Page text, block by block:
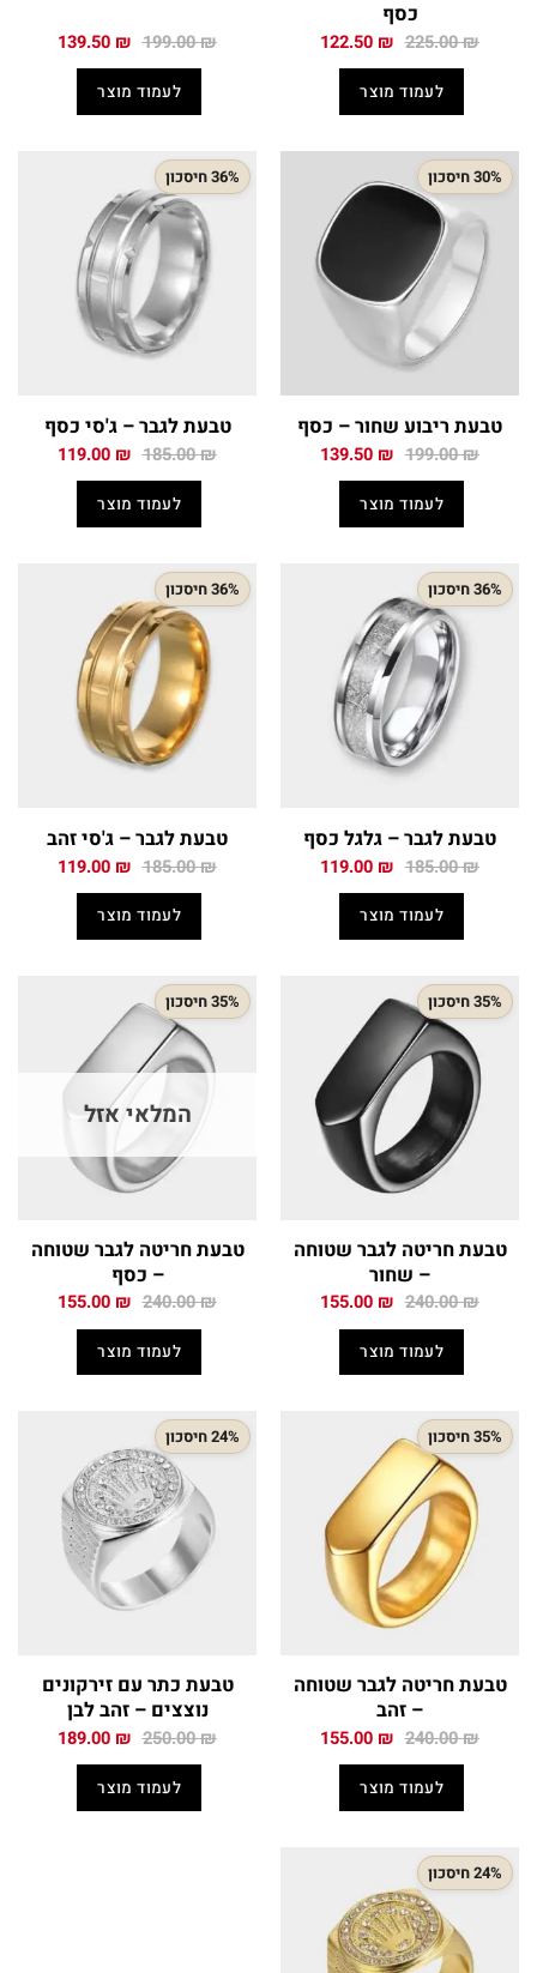
כסף
225.00₪ המחיר
225.00 ₪.
122.50 ₪ המחיר
לעמוד מוצר
199.00₪ המחיר
199.00 ₪.
139.50 ₪ המחיר
לעמוד מוצר
30% חיסכון
טבעת ריבוע שחור – כסף
199.00₪ המחיר
199.00 ₪.
139.50 ₪ המחיר
לעמוד מוצר
36% חיסכון
טבעת לגבר – ג'סי כסף
185.00₪ המחיר
185.00 ₪.
119.00 ₪ המחיר
לעמוד מוצר
36% חיסכון
טבעת לגבר – גלגל כסף
185.00₪ המחיר
185.00 ₪.
119.00 ₪ המחיר
לעמוד מוצר
36% חיסכון
טבעת לגבר – ג'סי זהב
185.00₪ המחיר
185.00 ₪.
119.00 ₪ המחיר
לעמוד מוצר
35% חיסכון
טבעת חריטה לגבר שטוחה
– שחור
240.00₪ המחיר
היה:
240.00 ₪.
155.00 ₪ המחיר
לעמוד מוצר
35% חיסכון
המלאי אזל
טבעת חריטה לגבר שטוחה
– כסף
240.00₪ המחיר
היה:
240.00 ₪.
155.00 ₪ המחיר
לעמוד מוצר
35% חיסכון
טבעת חריטה לגבר שטוחה
– זהב
240.00₪ המחיר
240.00 ₪.
155.00 ₪ המחיר
לעמוד מוצר
24% חיסכון
טבעת כתר עם זירקונים
נוצצים – זהב לבן
250.00₪ המחיר
250.00 ₪.
189.00 ₪ המחיר
לעמוד מוצר
24% חיסכון